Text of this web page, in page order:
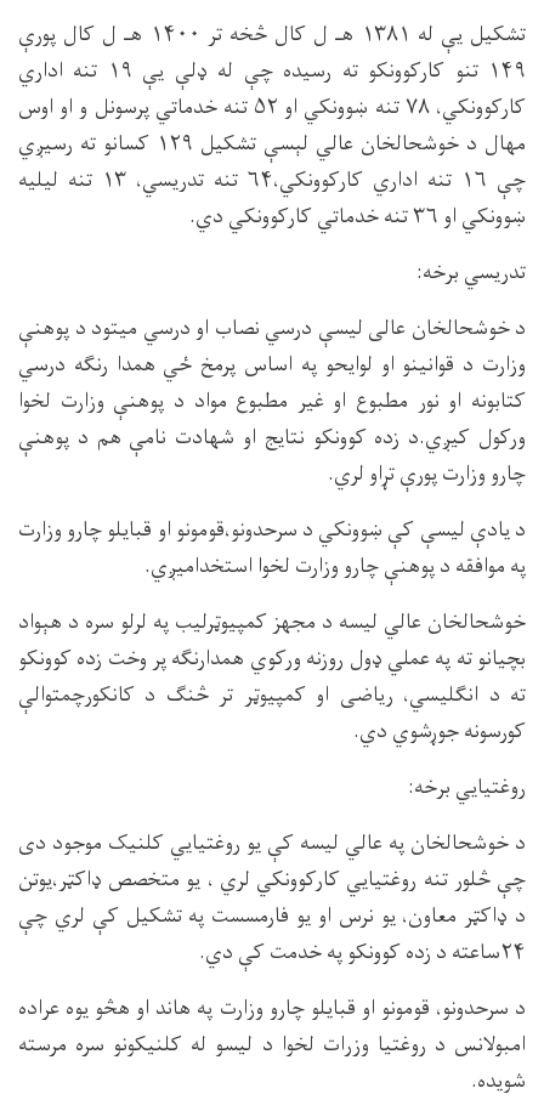
تشکیل یې له ۱۳۸۱ هـ ل کال څخه تر ۱۴۰۰ هـ ل کال پورې
۱۴۹ تنو کارکوونکو ته رسیده چې له ډلې یې ۱۹ تنه اداري
کارکوونکي، ۷۸ تنه ښوونکي او ۵۲ تنه خدماتي پرسونل و او اوس
مهال د خوشحالخان عالي لېسې تشکیل ۱۲۹ کسانو ته رسیږي
چې ۱۶ تنه اداري کارکوونکي،۶۴ تنه تدریسي، ۱۳ تنه لیلیه
ښوونکي او ۳۶ تنه خدماتي کارکوونکي دي.
تدریسي برخه:
د خوشحالخان عالی لیسې درسي نصاب او درسي میتود د پوهنې
وزارت د قوانینو او لوایحو په اساس پرمخ ځي همدا رنګه درسي
کتابونه او نور مطبوع او غیر مطبوع مواد د پوهنې وزارت لخوا
ورکول کيږي.د زده کوونکو نتایج او شهادت نامې هم د پوهنې
چارو وزارت پورې تړاو لري.
د یادې لیسې کې ښوونکي د سرحدونو،قومونو او قبایلو چارو وزارت
په موافقه د پوهنې چارو وزارت لخوا استخدامیږي.
خوشحالخان عالي لیسه د مجهز کمپیوټرلیب په لرلو سره د هېواد
بچیانو ته په عملي ډول روزنه ورکوي همدارنګه پر وخت زده کوونکو
ته د انګلیسي، ریاضی او کمپیوټر تر څنګ د کانکورچمتوالې
کورسونه جوړشوي دي.
روغتیایي برخه:
د خوشحالخان په عالي لیسه کې یو روغتیایي کلنیک موجود دی
چې څلور تنه روغتیایي کارکوونکي لري ، یو متخصص ډاکټر،یوتن
د ډاکټر معاون، یو نرس او یو فارمسست په تشکیل کې لري چې
۲۴ساعته د زده کوونکو په خدمت کې دي.
د سرحدونو، قومونو او قبایلو چارو وزارت په هاند او هڅو یوه عراده
امبولانس د روغتیا وزرات لخوا د لیسو له کلنیکونو سره مرسته
شویده.